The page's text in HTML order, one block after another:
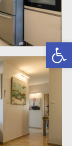
פתח סרגל נגישות